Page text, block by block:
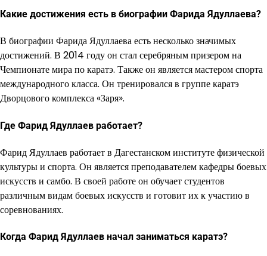
Какие достижения есть в биографии Фарида Ядуллаева?
В биографии Фарида Ядуллаева есть несколько значимых
достижений. В 2014 году он стал серебряным призером на
Чемпионате мира по каратэ. Также он является мастером спорта
международного класса. Он тренировался в группе каратэ
Дворцового комплекса «Заря».
Где Фарид Ядуллаев работает?
Фарид Ядуллаев работает в Дагестанском институте физической
культуры и спорта. Он является преподавателем кафедры боевых
искусств и самбо. В своей работе он обучает студентов
различным видам боевых искусств и готовит их к участию в
соревнованиях.
Когда Фарид Ядуллаев начал заниматься каратэ?